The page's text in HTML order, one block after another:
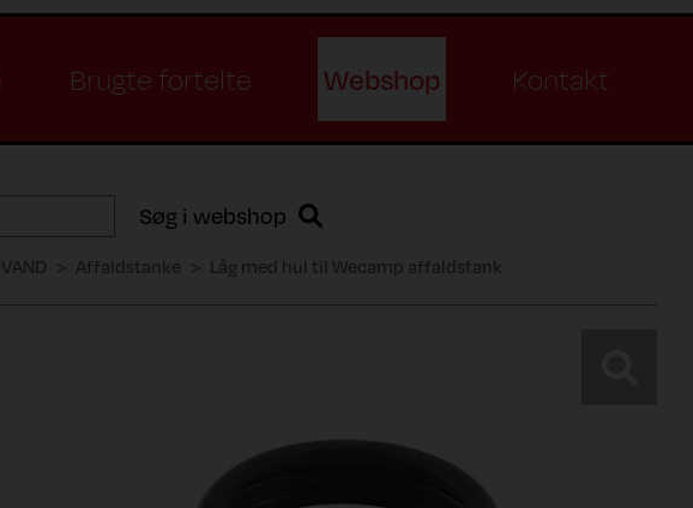
Brugte fortelte Webshop Kontakt
Søg i webshop
VAND Affaldstanke Låg med hul til Wecamp affaldstank